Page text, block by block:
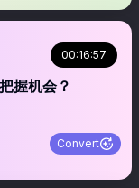
00:16:57
握机会？
Convert